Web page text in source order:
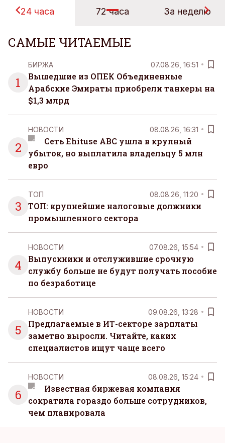
24 часа 72 часа За неделю
САМЫЕ ЧИТАЕМЫЕ
1
БИРЖА 07.08.26, 16:51
Вышедшие из ОПЕК Объединенные
Арабские Эмираты приобрели танкеры на
$1,3 млрд
2
НОВОСТИ 08.08.26, 16:31
Сеть Ehituse ABC ушла в крупный
убыток, но выплатила владельцу 5 млн
евро
3
ТОП 08.08.26, 11:20
ТОП: крупнейшие налоговые должники
промышленного сектора
4
НОВОСТИ 07.08.26, 15:54
Выпускники и отслужившие срочную
службу больше не будут получать пособие
по безработице
5
НОВОСТИ 09.08.26, 13:28
Предлагаемые в ИТ-секторе зарплаты
заметно выросли. Читайте, каких
специалистов ищут чаще всего
6
НОВОСТИ 08.08.26, 15:24
Известная биржевая компания
сократила гораздо больше сотрудников,
чем планировала